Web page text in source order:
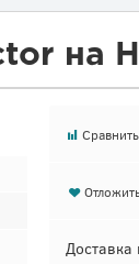
на
Сравнить
Доставка